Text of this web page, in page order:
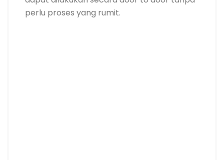
perlu proses yang rumit.